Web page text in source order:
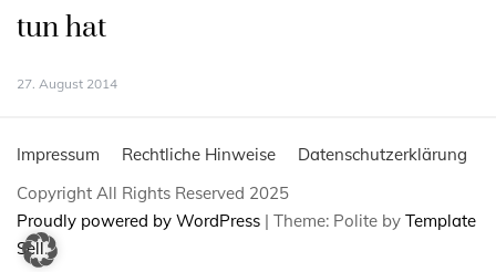
tun hat
27. August 2014
Impressum Rechtliche Hinweise
Datenschutzerklärung
Copyright All Rights Reserved 2025
Proudly powered by WordPress | Theme: Polite by Template
Sell.